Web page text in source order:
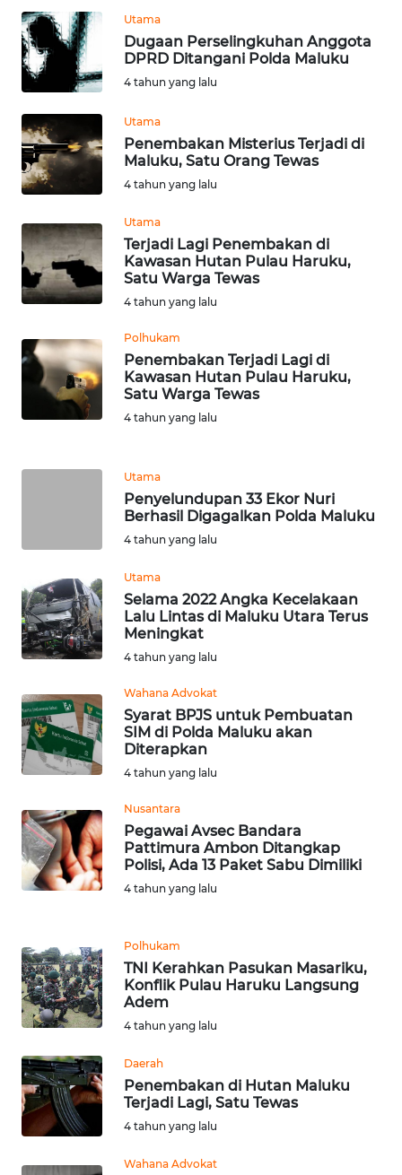
Utama
Dugaan Perselingkuhan Anggota
DPRD Ditangani Polda Maluku
4 tahun yang lalu
Utama
Penembakan Misterius Terjadi di
Maluku, Satu Orang Tewas
4 tahun yang lalu
Utama
Terjadi Lagi Penembakan di
Kawasan Hutan Pulau Haruku,
Satu Warga Tewas
4 tahun yang lalu
Polhukam
Penembakan Terjadi Lagi di
Kawasan Hutan Pulau Haruku,
Satu Warga Tewas
4 tahun yang lalu
Utama
Penyelundupan 33 Ekor Nuri
Berhasil Digagalkan Polda Maluku
4 tahun yang lalu
Utama
Selama 2022 Angka Kecelakaan
Lalu Lintas di Maluku Utara Terus
Meningkat
4 tahun yang lalu
Wahana Advokat
Syarat BPJS untuk Pembuatan
SIM di Polda Maluku akan
Diterapkan
4 tahun yang lalu
Nusantara
Pegawai Avsec Bandara
Pattimura Ambon Ditangkap
Polisi, Ada 13 Paket Sabu Dimiliki
4 tahun yang lalu
Polhukam
TNI Kerahkan Pasukan Masariku,
Konflik Pulau Haruku Langsung
Adem
4 tahun yang lalu
Daerah
Penembakan di Hutan Maluku
Terjadi Lagi, Satu Tewas
4 tahun yang lalu
Wahana Advokat
TAPANULI
SELATAN
TANJUNG
LESUNG
WN
KARO
WN
SIMALUNGUN
WN
WN
TAPANULI
TENGAH
TINGGI
WN
PAKPAK
WN
WN
BEKASI
BOGOR
WN
DEPOK
TAPANULI
UTARA
WN
SAMOSIR
WN
PADANG
LAWAS
WN